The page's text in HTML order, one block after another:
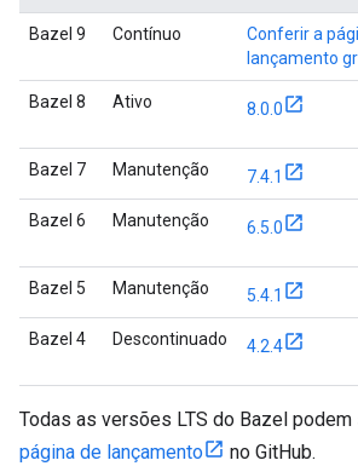
Bazel 9 Contínuo
Conferir a
lançamento
Bazel 8 Ativo 8.0.0
Bazel 7 Manutenção 7.4.1
Bazel 6 Manutenção 6.5.0
Bazel 5 Manutenção 5.4.1
Bazel 4 Descontinuado 4.2.4
Todas as versões LTS do Bazel
página de lançamento
no GitHub.